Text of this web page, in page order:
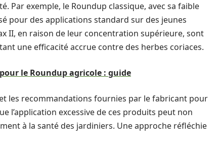
Par exemple, le Roundup classique, avec sa faible
pour des applications standard sur des jeunes
II, en raison de leur concentration supérieure, sont
une efficacité accrue contre des herbes coriaces.
le Roundup agricole : guide
les recommandations fournies par le fabricant pour
l’application excessive de ces produits peut non
à la santé des jardiniers. Une approche réfléchie